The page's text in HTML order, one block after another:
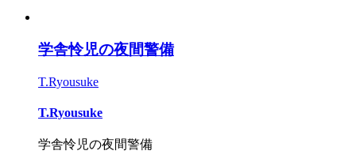
学舎怜児の夜間警備
T.Ryousuke
T.Ryousuke
学舎怜児の夜間警備